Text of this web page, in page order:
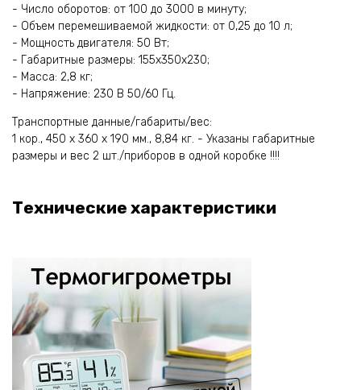
- Число оборотов: от 100 до 3000 в минуту;
- Объем перемешиваемой жидкости: от 0,25 до 10 л;
- Мощность двигателя: 50 Вт;
- Габаритные размеры: 155х350х230;
- Масса: 2,8 кг;
- Напряжение: 230 В 50/60 Гц.
Транспортные данные/габариты/вес:
1 кор., 450 х 360 х 190 мм., 8,84 кг. - Указаны габаритные
размеры и вес 2 шт./приборов в одной коробке !!!!
Технические характеристики